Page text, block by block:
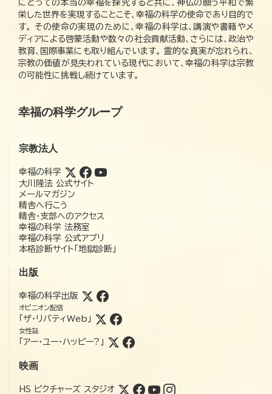
にとっての本当の幸福を探究すると共に、神仏の願う平和で繁
栄した世界を実現することこそ、幸福の科学の使命であり目的で
す。 その使命の実現のために、幸福の科学は、講演や書籍やメ
ディアによる啓蒙活動や数々の社会貢献活動、さらには、政治や
教育、国際事業にも取り組んでいます。 霊的な真実が忘れられ、
宗教の価値が見失われている現代において、幸福の科学は宗教
の可能性に挑戦し続けています。
幸福の科学グループ
宗教法人
幸福の科学
大川隆法 公式サイト
メールマガジン
精舎へ行こう
精舎・支部へのアクセス
幸福の科学 法務室
幸福の科学 公式アプリ
本格診断サイト「地獄診断」
出版
幸福の科学出版
オピニオン配信
「ザ・リバティWeb」
女性誌
「アー・ユー・ハッピー?」
映画
HS ピクチャーズ スタジオ